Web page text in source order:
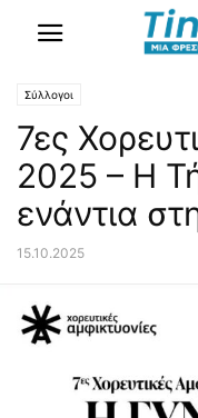
Σύλλογοι
7ες
2025 – Η
ενάντια
15.10.2025